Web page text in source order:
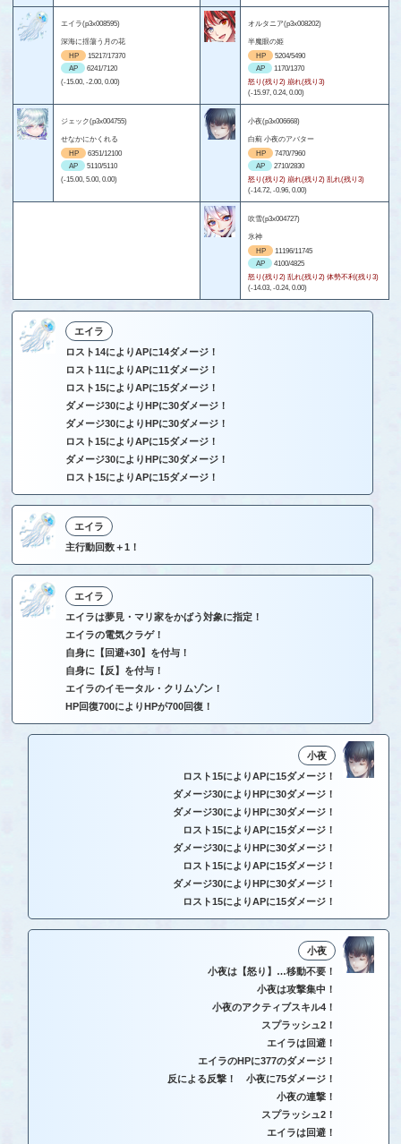
エイラ(p3x008595)
深海に揺蕩う月の花
HP
15217/17370
AP
6241/7120
(-15.00, -2.00, 0.00)
オルタニア(p3x008202)
半魔眼の姫
HP
5204/5490
AP
1170/1370
怒り(残り2) 崩れ(残り3)
(-15.97, 0.24, 0.00)
ジェック(p3x004755)
せなかにかくれる
HP
6351/12100
AP
5110/5110
(-15.00, 5.00, 0.00)
小夜(p3x006668)
白薊 小夜のアバター
HP
7470/7960
AP
2710/2830
怒り(残り2) 崩れ(残り2) 乱れ(残り3)
(-14.72, -0.96, 0.00)
吹雪(p3x004727)
氷神
HP
11196/11745
AP
4100/4825
怒り(残り2) 乱れ(残り2) 体勢不利(残り3)
(-14.03, -0.24, 0.00)
エイラ
ロスト14によりAPに14ダメージ！
ロスト11によりAPに11ダメージ！
ロスト15によりAPに15ダメージ！
ダメージ30によりHPに30ダメージ！
ダメージ30によりHPに30ダメージ！
ロスト15によりAPに15ダメージ！
ダメージ30によりHPに30ダメージ！
ロスト15によりAPに15ダメージ！
エイラ
主行動回数＋1！
エイラ
エイラは夢見・マリ家をかばう対象に指定！
エイラの電気クラゲ！
自身に【回避+30】を付与！
自身に【反】を付与！
エイラのイモータル・クリムゾン！
HP回復700によりHPが700回復！
小夜
ロスト15によりAPに15ダメージ！
ダメージ30によりHPに30ダメージ！
ダメージ30によりHPに30ダメージ！
ロスト15によりAPに15ダメージ！
ダメージ30によりHPに30ダメージ！
ロスト15によりAPに15ダメージ！
ダメージ30によりHPに30ダメージ！
ロスト15によりAPに15ダメージ！
小夜
小夜は【怒り】…移動不要！
小夜は攻撃集中！
小夜のアクティブスキル4！
スプラッシュ2！
エイラは回避！
エイラのHPに377のダメージ！
反による反撃！ 小夜に75ダメージ！
小夜の連撃！
スプラッシュ2！
エイラは回避！